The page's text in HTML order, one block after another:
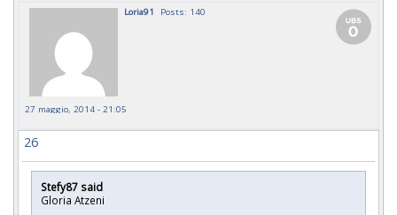
Loria91 Posts: 140
27 maggio, 2014 - 21:05
26
Stefy87 said
Gloria Atzeni